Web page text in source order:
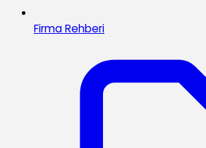
Firma Rehberi